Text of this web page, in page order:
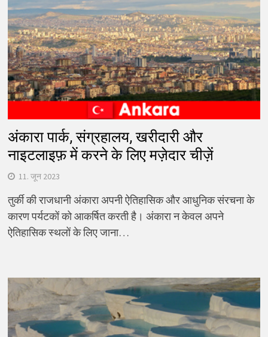
अंकारा पार्क, संग्रहालय, खरीदारी और
नाइटलाइफ़ में करने के लिए मज़ेदार चीज़ें
11. जून 2023
तुर्की की राजधानी अंकारा अपनी ऐतिहासिक और आधुनिक संरचना के
कारण पर्यटकों को आकर्षित करती है। अंकारा न केवल अपने
ऐतिहासिक स्थलों के लिए जाना…